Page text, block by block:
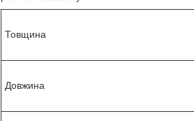
Товщина
Довжина